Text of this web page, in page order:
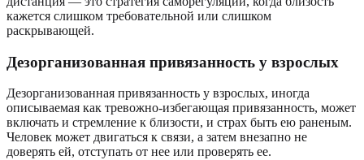
кажется слишком требовательной или слишком
раскрывающей.
Дезорганизованная привязанность у взрослых
Дезорганизованная привязанность у взрослых, иногда
описываемая как тревожно-избегающая привязанность, может
включать и стремление к близости, и страх быть ею раненым.
Человек может двигаться к связи, а затем внезапно не
доверять ей, отступать от нее или проверять ее.